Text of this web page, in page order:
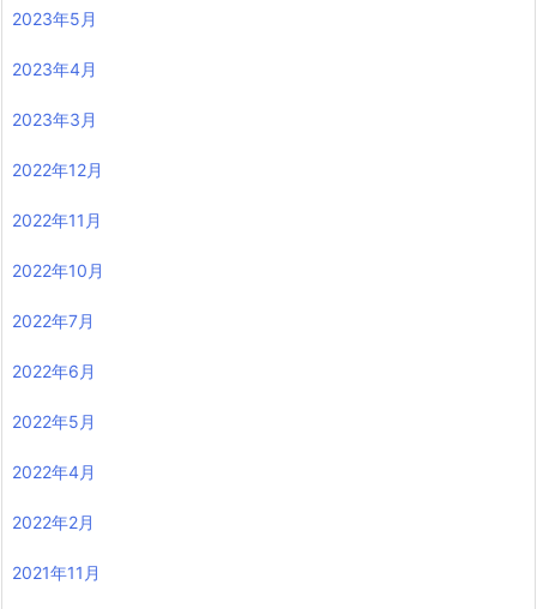
2023年5月
2023年4月
2023年3月
2022年12月
2022年11月
2022年10月
2022年7月
2022年6月
2022年5月
2022年4月
2022年2月
2021年11月